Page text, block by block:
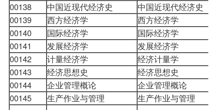
00138
中国近现代经济史 中国近现代经济史
00139
西方经济学 西方经济学
00140
国际经济学 国际经济学
00141
发展经济学 发展经济学
00142
计量经济学 经济计量学
00143
经济思想史 经济思想史
00144
企业管理概论 企业管理概论
00145
生产作业与管理 生产作业与管理